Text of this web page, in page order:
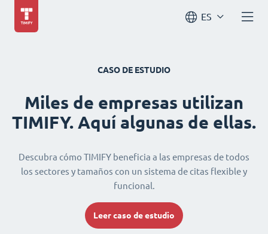
ES
CASO DE ESTUDIO
Miles de empresas utilizan
TIMIFY. Aquí algunas de ellas.
Descubra cómo TIMIFY beneficia a las empresas de todos
los sectores y tamaños con un sistema de citas flexible y
funcional.
Leer caso de estudio